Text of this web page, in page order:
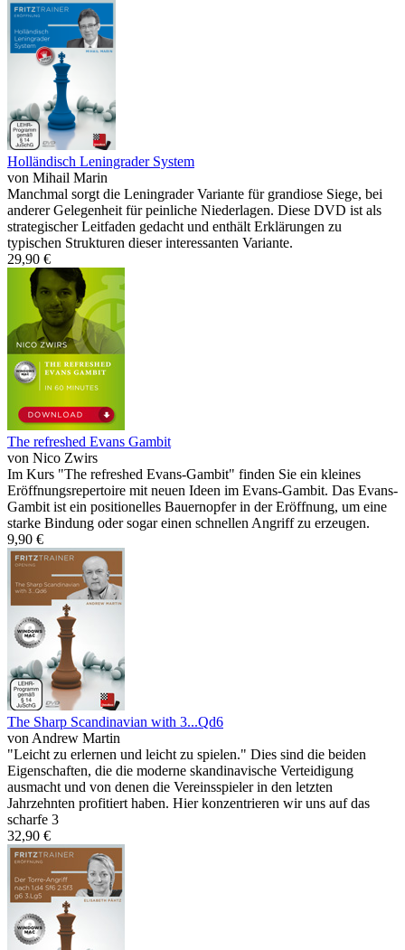
Holländisch Leningrader System
von Mihail Marin
Manchmal sorgt die Leningrader Variante für grandiose Siege, bei
anderer Gelegenheit für peinliche Niederlagen. Diese DVD ist als
strategischer Leitfaden gedacht und enthält Erklärungen zu
typischen Strukturen dieser interessanten Variante.
29,90 €
The refreshed Evans Gambit
von Nico Zwirs
Im Kurs "The refreshed Evans-Gambit" finden Sie ein kleines
Eröffnungsrepertoire mit neuen Ideen im Evans-Gambit. Das Evans-
Gambit ist ein positionelles Bauernopfer in der Eröffnung, um eine
starke Bindung oder sogar einen schnellen Angriff zu erzeugen.
9,90 €
The Sharp Scandinavian with 3...Qd6
von Andrew Martin
"Leicht zu erlernen und leicht zu spielen." Dies sind die beiden
Eigenschaften, die die moderne skandinavische Verteidigung
ausmacht und von denen die Vereinsspieler in den letzten
Jahrzehnten profitiert haben. Hier konzentrieren wir uns auf das
scharfe 3
32,90 €